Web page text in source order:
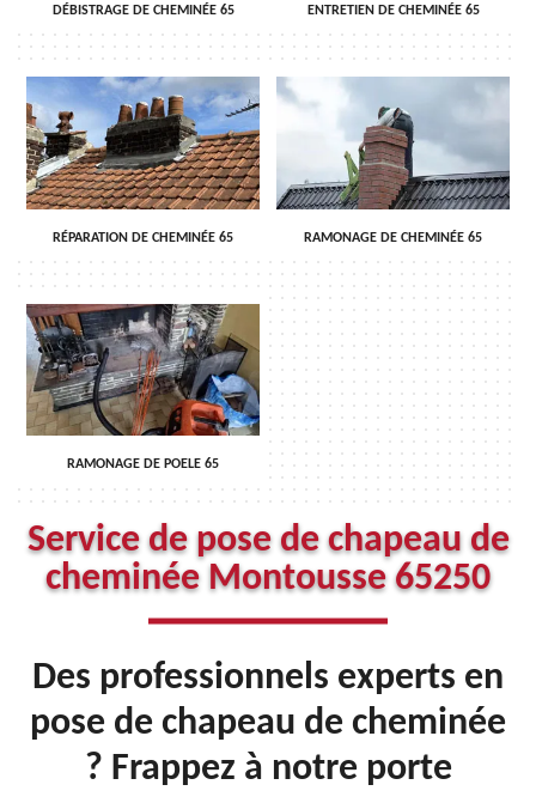
DÉBISTRAGE DE CHEMINÉE 65 ENTRETIEN DE CHEMINÉE 65
RÉPARATION DE CHEMINÉE 65 RAMONAGE DE CHEMINÉE 65
RAMONAGE DE POELE 65
Service de pose de chapeau de
cheminée Montousse 65250
Des professionnels experts en
pose de chapeau de cheminée
? Frappez à notre porte